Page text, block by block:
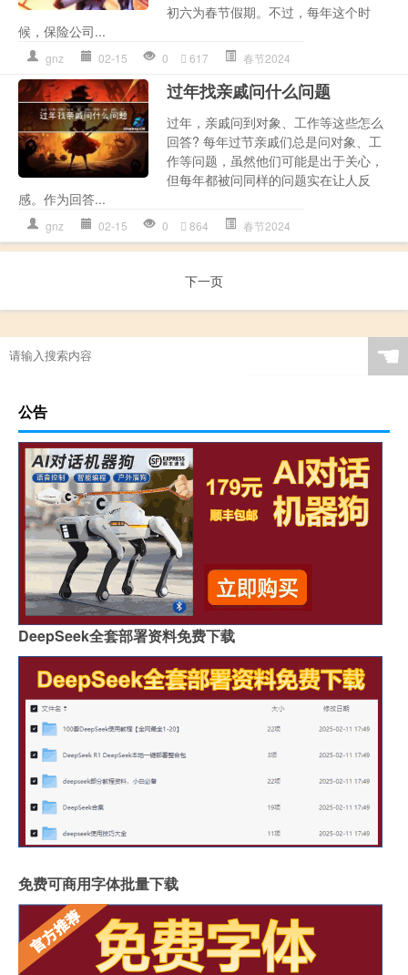
初六为春节假期。不过，每年这个时
候，保险公司...
gnz 02-15 0 617 春节2024
过年找亲戚问什么问题
过年，亲戚问到对象、工作等这些怎么
回答? 每年过节亲戚们总是问对象、工
作等问题，虽然他们可能是出于关心，
但每年都被问同样的问题实在让人反
感。作为回答...
gnz 02-15 0 864 春节2024
下一页
☚
公告
DeepSeek全套部署资料免费下载
免费可商用字体批量下载